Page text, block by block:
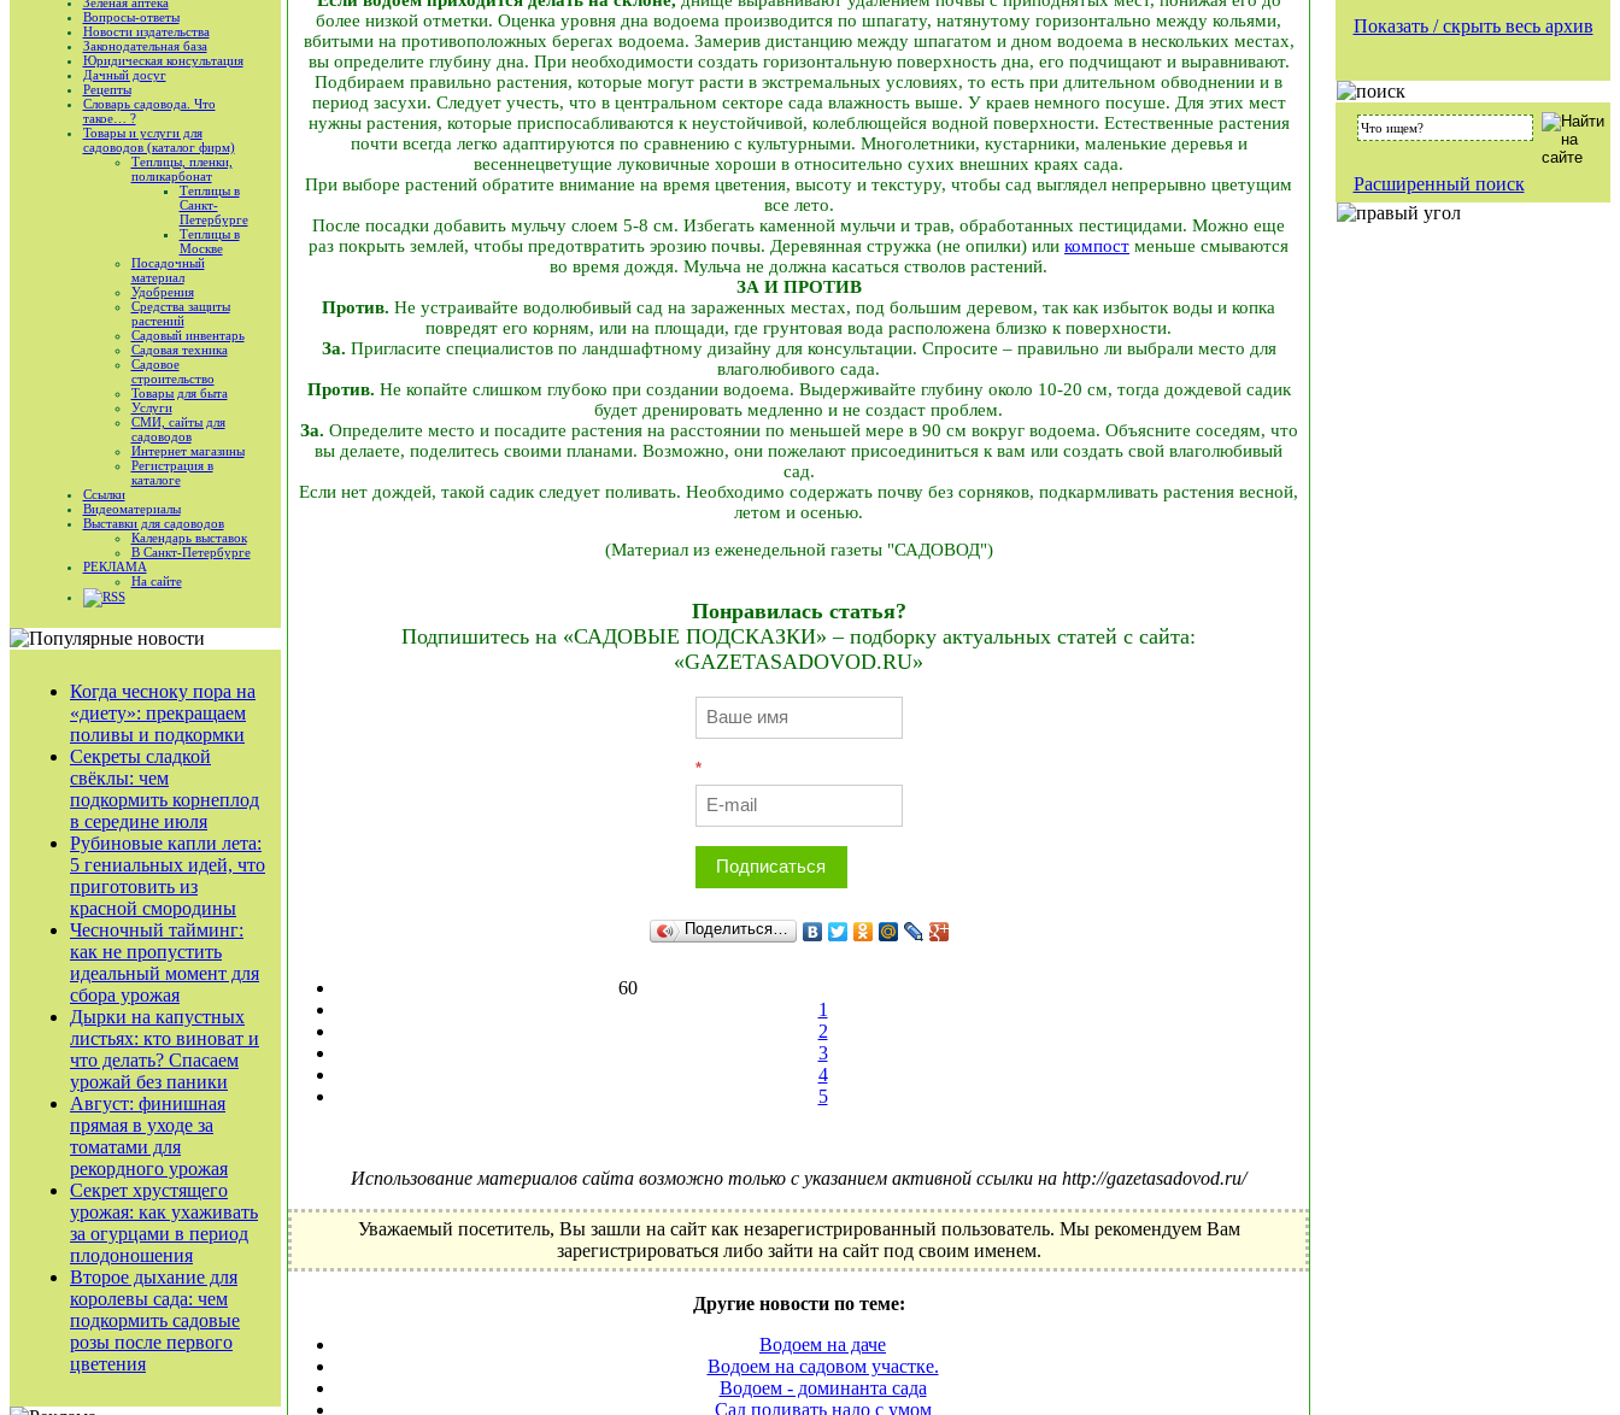
Вопросы-ответы
Новости издательства
Законодательная база
Юридическая консультация
Дачный досуг
Рецепты
Словарь садовода. Что
такое… ?
Товары и услуги для
садоводов (каталог фирм)
Теплицы, пленки,
поликарбонат
Теплицы в
Санкт-
Петербурге
Теплицы в
Москве
Посадочный
материал
Удобрения
Средства защиты
растений
Садовый инвентарь
Садовая техника
Садовое
строительство
Товары для быта
Услуги
СМИ, сайты для
садоводов
Интернет магазины
Регистрация в
каталоге
Ссылки
Видеоматериалы
Выставки для садоводов
Календарь выставок
В Санкт-Петербурге
РЕКЛАМА
На сайте
RSS
Когда чесноку пора на
«диету»: прекращаем
поливы и подкормки
Секреты сладкой
свёклы: чем
подкормить корнеплод
в середине июля
Рубиновые капли лета:
5 гениальных идей, что
приготовить из
красной смородины
Чесночный тайминг:
как не пропустить
идеальный момент для
сбора урожая
Дырки на капустных
листьях: кто виноват и
что делать? Спасаем
урожай без паники
Август: финишная
прямая в уходе за
томатами для
рекордного урожая
Секрет хрустящего
урожая: как ухаживать
за огурцами в период
плодоношения
Второе дыхание для
королевы сада: чем
подкормить садовые
розы после первого
цветения
более низкой отметки. Оценка уровня дна водоема производится по шпагату, натянутому горизонтально между кольями,
вбитыми на противоположных берегах водоема. Замерив дистанцию между шпагатом и дном водоема в нескольких местах,
вы определите глубину дна. При необходимости создать горизонтальную поверхность дна, его подчищают и выравнивают.
Подбираем правильно растения, которые могут расти в экстремальных условиях, то есть при длительном обводнении и в
период засухи. Следует учесть, что в центральном секторе сада влажность выше. У краев немного посуше. Для этих мест
нужны растения, которые приспосабливаются к неустойчивой, колеблющейся водной поверхности. Естественные растения
почти всегда легко адаптируются по сравнению с культурными. Многолетники, кустарники, маленькие деревья и
весеннецветущие луковичные хороши в относительно сухих внешних краях сада.
При выборе растений обратите внимание на время цветения, высоту и текстуру, чтобы сад выглядел непрерывно цветущим
все лето.
После посадки добавить мульчу слоем 5-8 см. Избегать каменной мульчи и трав, обработанных пестицидами. Можно еще
раз покрыть землей, чтобы предотвратить эрозию почвы. Деревянная стружка (не опилки) или компост меньше смываются
во время дождя. Мульча не должна касаться стволов растений.
ЗА И ПРОТИВ
Против. Не устраивайте водолюбивый сад на зараженных местах, под большим деревом, так как избыток воды и копка
повредят его корням, или на площади, где грунтовая вода расположена близко к поверхности.
За. Пригласите специалистов по ландшафтному дизайну для консультации. Спросите – правильно ли выбрали место для
влаголюбивого сада.
Против. Не копайте слишком глубоко при создании водоема. Выдерживайте глубину около 10-20 см, тогда дождевой садик
будет дренировать медленно и не создаст проблем.
За. Определите место и посадите растения на расстоянии по меньшей мере в 90 см вокруг водоема. Объясните соседям, что
вы делаете, поделитесь своими планами. Возможно, они пожелают присоединиться к вам или создать свой влаголюбивый
сад.
Если нет дождей, такой садик следует поливать. Необходимо содержать почву без сорняков, подкармливать растения весной,
летом и осенью.
(Материал из еженедельной газеты "САДОВОД")
Понравилась статья?
Подпишитесь на «САДОВЫЕ ПОДСКАЗКИ» – подборку актуальных статей с сайта:
«GAZETASADOVOD.RU»
*
Подписаться
Поделиться…
60
1
2
3
4
5
Использование материалов сайта возможно только с указанием активной ссылки на http://gazetasadovod.ru/
Уважаемый посетитель, Вы зашли на сайт как незарегистрированный пользователь. Мы рекомендуем Вам
зарегистрироваться либо зайти на сайт под своим именем.
Другие новости по теме:
Водоем на даче
Водоем на садовом участке.
Водоем - доминанта сада
Сад поливать надо с умом
Показать / скрыть весь архив
Расширенный поиск